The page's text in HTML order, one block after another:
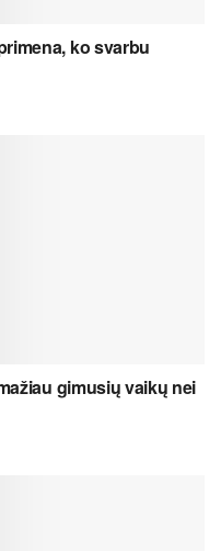
ko svarbu
gimusių vaikų nei